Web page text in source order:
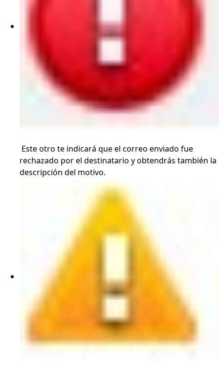
Este otro te indicará que el correo enviado fue
rechazado por el destinatario y obtendrás también la
descripción del motivo.